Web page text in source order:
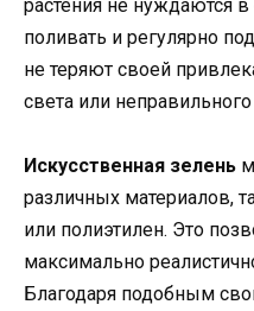
растения не нуждаются
поливать и регулярно
не теряют своей
света или
Искусственная зелень
различных материалов,
или полиэтилен. Это
максимально
Благодаря подобным